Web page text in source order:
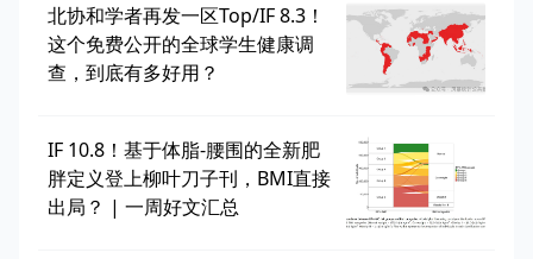
北协和学者再发一区Top/IF 8.3！
这个免费公开的全球学生健康调
查，到底有多好用？
IF 10.8！基于体脂-腰围的全新肥
胖定义登上柳叶刀子刊，BMI直接
出局？ | 一周好文汇总